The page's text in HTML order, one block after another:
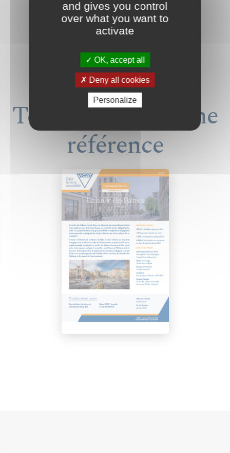
ETAPE 2
Télécharger la fiche
référence
and gives you control
over what you want to
activate
OK, accept all
Deny all cookies
Personalize